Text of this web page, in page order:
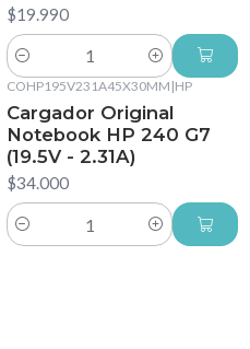
$19.990
Cantidad
COHP195V231A45X30MM |HP
Cargador Original
Notebook HP 240 G7
(19.5V - 2.31A)
$34.000
Cantidad